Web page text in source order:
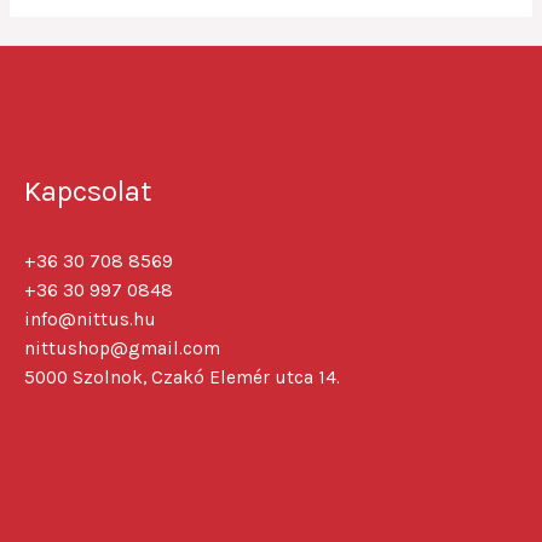
Kapcsolat
+36 30 708 8569
+36 30 997 0848
info@nittus.hu
nittushop@gmail.com
5000 Szolnok, Czakó Elemér utca 14.